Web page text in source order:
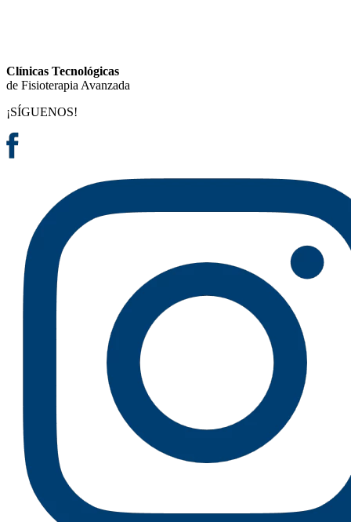
Clínicas Tecnológicas
de Fisioterapia Avanzada
¡SÍGUENOS!